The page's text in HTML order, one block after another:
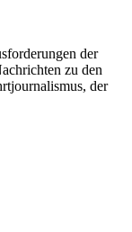
der
zu den
der